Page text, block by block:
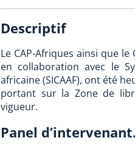
Descriptif
Le CAP-Afriques ainsi que
en collaboration avec le
africaine (SICAAF), ont été
portant sur la Zone de
vigueur.
Panel